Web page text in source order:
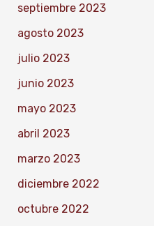
septiembre 2023
agosto 2023
julio 2023
junio 2023
mayo 2023
abril 2023
marzo 2023
diciembre 2022
octubre 2022